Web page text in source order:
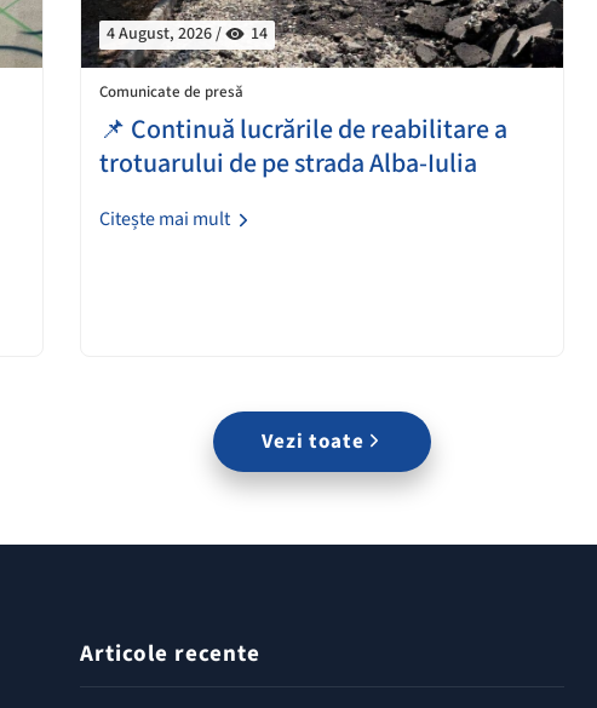
4 August, 2026 / 14
Comunicate de presă
📌 Continuă lucrările de reabilitare a
trotuarului de pe strada Alba-Iulia
Citește mai mult
Vezi toate
Articole recente